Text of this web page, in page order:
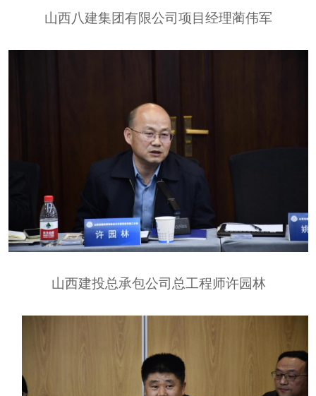
山西八建集团有限公司项目经理蔺伟军
山西建投总承包公司总工程师许园林